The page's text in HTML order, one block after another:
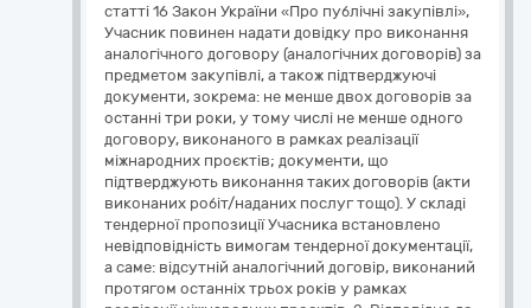
статті 16 Закон України «Про публічні закупівлі»,
Учасник повинен надати довідку про виконання
аналогічного договору (аналогічних договорів) за
предметом закупівлі, а також підтверджуючі
документи, зокрема: не менше двох договорів за
останні три роки, у тому числі не менше одного
договору, виконаного в рамках реалізації
міжнародних проєктів; документи, що
підтверджують виконання таких договорів (акти
виконаних робіт/наданих послуг тощо). У складі
тендерної пропозиції Учасника встановлено
невідповідність вимогам тендерної документації,
а саме: відсутній аналогічний договір, виконаний
протягом останніх трьох років у рамках